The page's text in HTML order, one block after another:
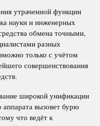
утраченной функции
науки и инженерных
обмена точными,
разных
только с учётом
совершенствования
широкой унификации
аппарата вызовет бурю
что ведёт к